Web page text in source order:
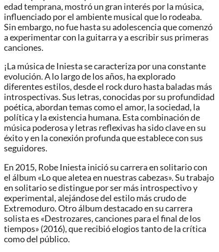
edad temprana, mostró un gran interés por la música,
influenciado por el ambiente musical que lo rodeaba.
Sin embargo, no fue hasta su adolescencia que comenzó
a experimentar con la guitarra y a escribir sus primeras
canciones.
¡La música de Iniesta se caracteriza por una constante
evolución. A lo largo de los años, ha explorado
diferentes estilos, desde el rock duro hasta baladas más
introspectivas. Sus letras, conocidas por su profundidad
poética, abordan temas como el amor, la sociedad, la
política y la existencia humana. Esta combinación de
música poderosa y letras reflexivas ha sido clave en su
éxito y en la conexión profunda que establece con sus
seguidores.
En 2015, Robe Iniesta inició su carrera en solitario con
el álbum «Lo que aletea en nuestras cabezas». Su trabajo
en solitario se distingue por ser más introspectivo y
experimental, alejándose del estilo más crudo de
Extremoduro. Otro álbum destacado en su carrera
solista es «Destrozares, canciones para el final de los
tiempos» (2016), que recibió elogios tanto de la crítica
como del público.